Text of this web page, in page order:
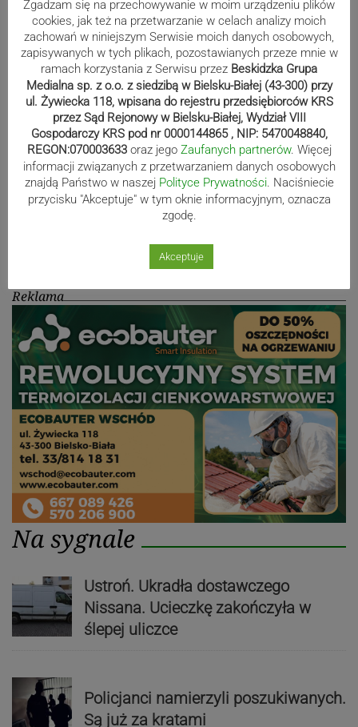
80-lecie Soły Kobiernice. Będzie się
działo! SZCZEGÓŁOWY PROGRAM
Kaniów stolicą europejskiego kajak
polo. Kilkadziesiąt drużyn z całej
Europy rywalizowało przez trzy dni
Nakamura z dubletem w Wiśle.
Dyskwalifikacja Waszka zmieniła
klasyfikację Polaków
Reklama
Na sygnale
Ustroń. Ukradła dostawczego
Nissana. Ucieczkę zakończyła w
ślepej uliczce
Policjanci namierzyli poszukiwanych.
Są już za kratami
Zgadzam się na przechowywanie w moim urządzeniu plików
cookies, jak też na przetwarzanie w celach analizy moich
zachowań w niniejszym Serwisie moich danych osobowych,
zapisywanych w tych plikach, pozostawianych przeze mnie w
ramach korzystania z Serwisu przez Beskidzka Grupa
Medialna sp. z o.o. z siedzibą w Bielsku-Białej (43-300) przy
ul. Żywiecka 118, wpisana do rejestru przedsiębiorców KRS
przez Sąd Rejonowy w Bielsku-Białej, Wydział VIII
Gospodarczy KRS pod nr 0000144865 , NIP: 5470048840,
REGON:070003633 oraz jego Zaufanych partnerów. Więcej
informacji związanych z przetwarzaniem danych osobowych
znajdą Państwo w naszej Polityce Prywatności. Naciśniecie
przycisku "Akceptuje" w tym oknie informacyjnym, oznacza
zgodę.
Akceptuje